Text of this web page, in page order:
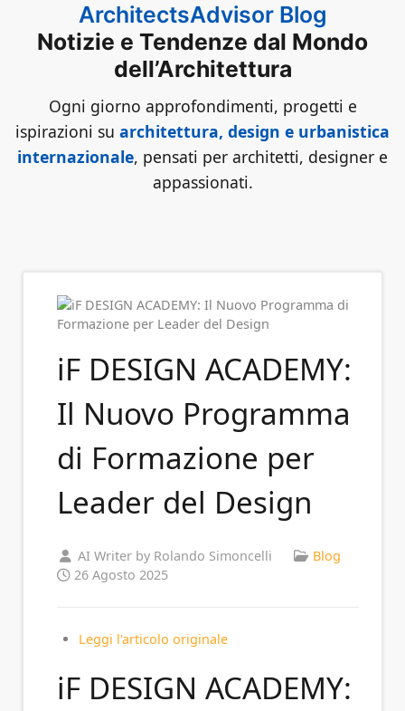
ArchitectsAdvisor Blog
Notizie e Tendenze dal Mondo
dell’Architettura
Ogni giorno approfondimenti, progetti e
ispirazioni su architettura, design e urbanistica
internazionale, pensati per architetti, designer e
appassionati.
iF DESIGN ACADEMY:
Il Nuovo Programma
di Formazione per
Leader del Design
AI Writer by Rolando Simoncelli
Blog
26 Agosto 2025
Leggi l'articolo originale
iF DESIGN ACADEMY: